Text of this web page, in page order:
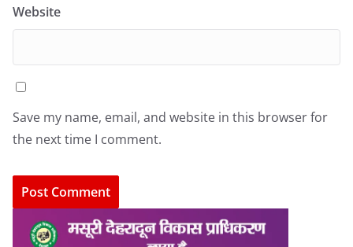
Website
Save my name, email, and website in this browser for
the next time I comment.